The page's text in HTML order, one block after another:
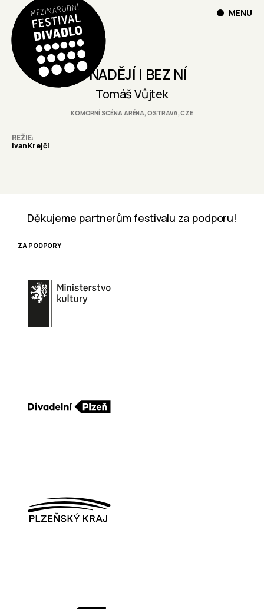
MENU
S NADĚJÍ I BEZ NÍ
Tomáš Vůjtek
KOMORNÍ SCÉNA ARÉNA, OSTRAVA, CZE
REŽIE
Ivan Krejčí
Děkujeme partnerům festivalu za podporu!
ZA PODPORY